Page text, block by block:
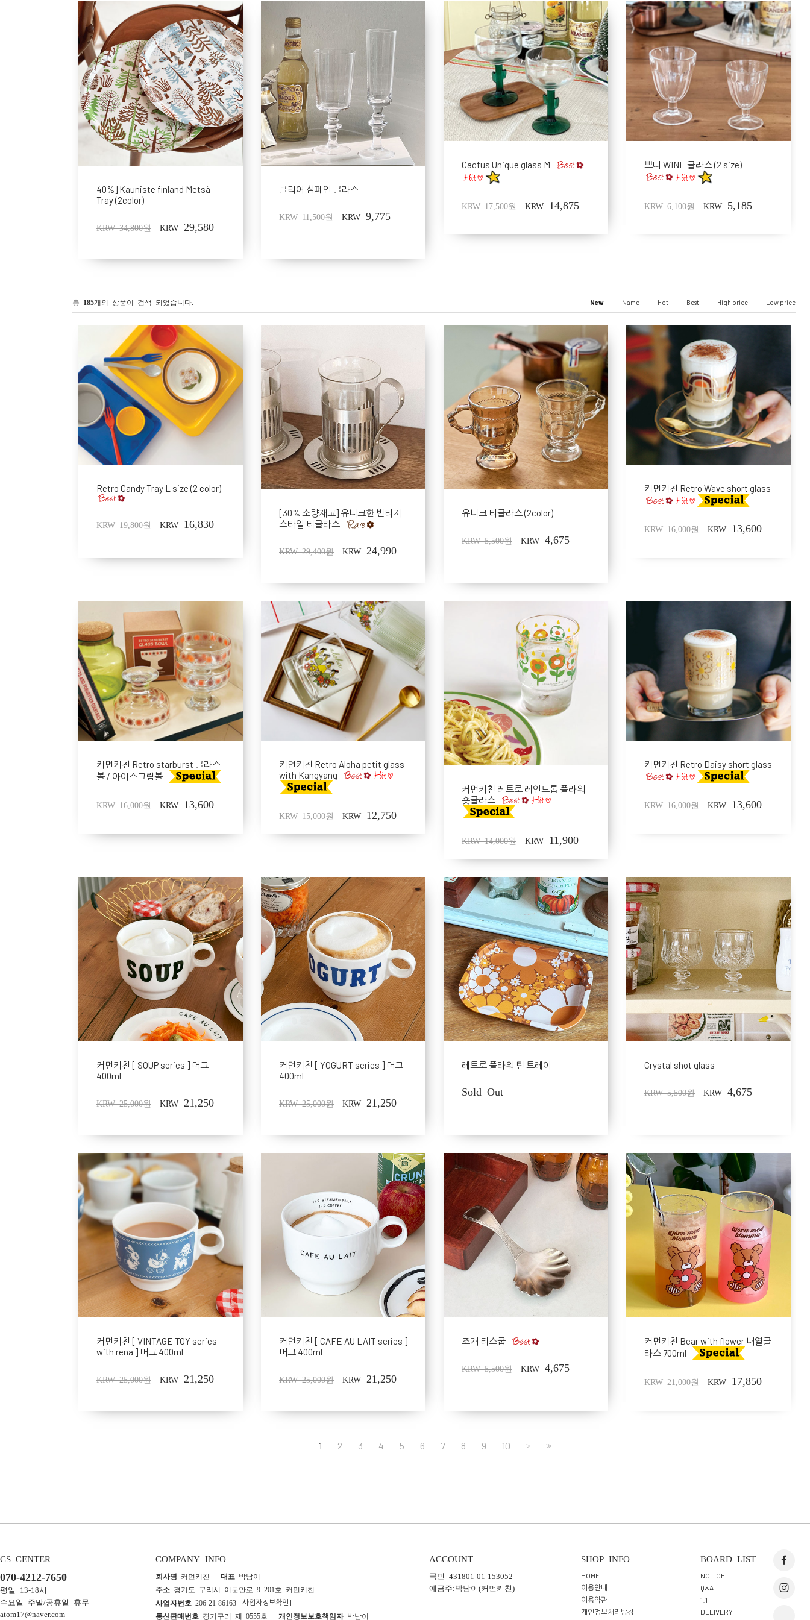
40%] Kauniste finland Metsä
Tray (2color)
KRW 34,800원 KRW 29,580
클리어 샴페인 글라스
KRW 11,500원 KRW 9,775
Cactus Unique glass M
KRW 17,500원 KRW 14,875
쁘띠 WINE 글라스 (2 size)
KRW 6,100원 KRW 5,185
총 185개의 상품이 검색 되었습니다. New Name Hot Best High price Low price
Retro Candy Tray L size (2 color)
KRW 19,800원 KRW 16,830
[30% 소량재고] 유니크한 빈티지
스타일 티글라스
KRW 29,400원 KRW 24,990
유니크 티글라스 (2color)
KRW 5,500원 KRW 4,675
커먼키친 Retro Wave short glass
KRW 16,000원 KRW 13,600
커먼키친 Retro starburst 글라스
볼 / 아이스크림볼
KRW 16,000원 KRW 13,600
커먼키친 Retro Aloha petit glass
with Kangyang
KRW 15,000원 KRW 12,750
커먼키친 레트로 레인드롭 플라워
숏글라스
KRW 14,000원 KRW 11,900
커먼키친 Retro Daisy short glass
KRW 16,000원 KRW 13,600
커먼키친 [ SOUP series ] 머그
400ml
KRW 25,000원 KRW 21,250
커먼키친 [ YOGURT series ] 머그
400ml
KRW 25,000원 KRW 21,250
레트로 플라워 틴 트레이
Sold Out
Crystal shot glass
KRW 5,500원 KRW 4,675
커먼키친 [ VINTAGE TOY series
with rena ] 머그 400ml
KRW 25,000원 KRW 21,250
커먼키친 [ CAFE AU LAIT series ]
머그 400ml
KRW 25,000원 KRW 21,250
조개 티스쿱
KRW 5,500원 KRW 4,675
커먼키친 Bear with flower 내열글
라스 700ml
KRW 21,000원 KRW 17,850
1 2 3 4 5 6 7 8 9 10 > >>
CS CENTER
070-4212-7650
평일 13-18시
수요일 주말/공휴일 휴무
atom17@naver.com
COMPANY INFO
회사명 커먼키친 대표 박남이
주소 경기도 구리시 이문안로 9 201호 커먼키친
사업자번호 206-21-86163 [사업자정보확인]
통신판매번호 경기구리 제 0555호 개인정보보호책임자박남이
ACCOUNT
국민 431801-01-153052
예금주:박남이(커먼키친)
SHOP INFO
HOME
이용안내
이용약관
개인정보처리방침
BOARD LIST
NOTICE
Q&A
1:1
DELIVERY